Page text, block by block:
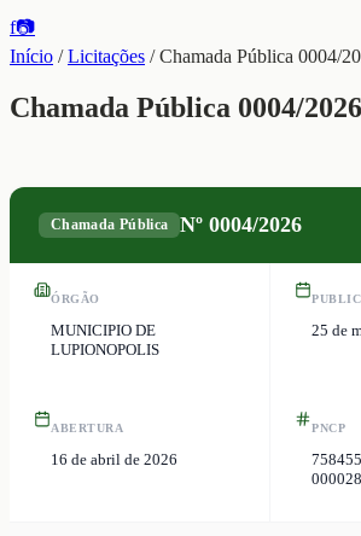
f📷
Início /Licitações /Chamada Pública 0004/
Chamada Pública 0004/2026
Chamada Pública Nº0004/2026
ÓRGÃO
MUNICIPIO DE
LUPIONOPOLIS
25 de
ABERTURA
16 de abril de 2026
PNCP